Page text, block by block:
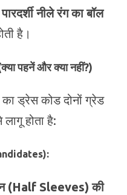
पारदर्शी नीले रंग का बॉल
है।
पहनें और क्या नहीं?)
ड्रेस कोड दोनों ग्रेड
होता है:
(Half Sleeves) की